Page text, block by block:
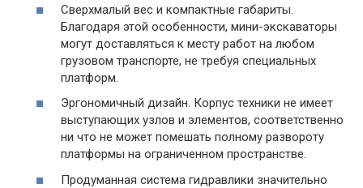
Сверхмалый вес и компактные габариты.
Благодаря этой особенности, мини-экскаваторы
могут доставляться к месту работ на любом
грузовом транспорте, не требуя специальных
платформ.
Эргономичный дизайн. Корпус техники не имеет
выступающих узлов и элементов, соответственно
ни что не может помешать полному развороту
платформы на ограниченном пространстве.
Продуманная система гидравлики значительно